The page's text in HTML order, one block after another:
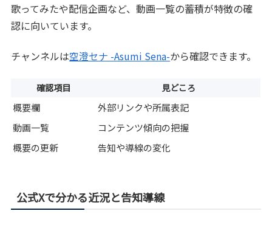
歌ってみたや配信企画など、動画一覧の蓄積が特徴の確
認に向いています。
チャンネルは空澄セナ -Asumi Sena-から確認できます。
確認項目 見どころ
概要欄
外部リンクや所属表記
動画一覧
コンテンツ傾向の把握
概要の更新
告知や導線の変化
公式Xで分かる近況と告知導線